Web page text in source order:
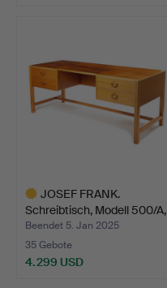
JOSEF FRANK.
Schreibtisch, Modell 500/A,
N…
Beendet 5. Jan 2025
35 Gebote
4.299 USD